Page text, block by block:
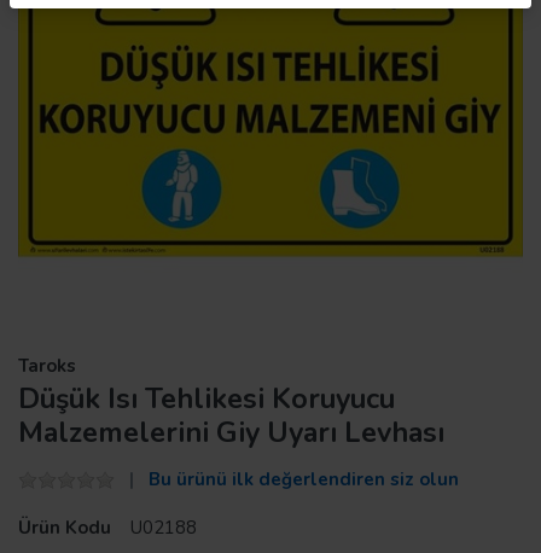
Taroks
Düşük Isı Tehlikesi Koruyucu
Malzemelerini Giy Uyarı Levhası
Bu ürünü ilk değerlendiren siz olun
Ürün Kodu
U02188